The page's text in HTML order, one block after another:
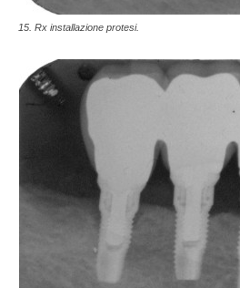
15. Rx installazione protesi.